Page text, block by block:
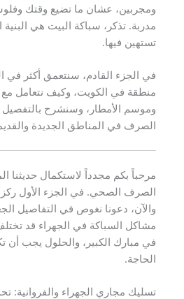
ومجربين، عشان ما تضيع وقتك
مدربة. تذكر، سباكة البيت هي البنية
تستهين فيها.
في الجزء القادم، سنتعمق أكثر في
منطقة في الكويت، وكيف نتعامل مع
وموسم الأمطار، وسنشرح
الصرف في المناطق الجديدة
مرحباً بكم مجدداً لاستكمال حديثنا
الصرف الصحي. في الجزء الأول
والآن، دعونا نغوص في التفاصيل
مشاكل السباكة في الجهراء قد
في مبارك الكبير، والحلول يجب
الحاجة.
تسليك مجاري الجهراء والفروانية: